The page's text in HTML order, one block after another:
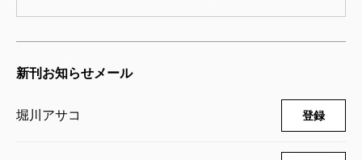
新刊お知らせメール
堀川アサコ 登録